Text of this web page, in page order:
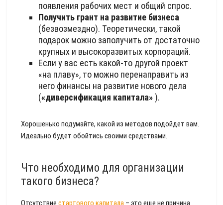
появления рабочих мест и общий спрос.
Получить грант на развитие бизнеса
(безвозмездно). Теоретически, такой
подарок можно заполучить от достаточно
крупных и высокоразвитых корпораций.
Если у вас есть какой-то другой проект
«на плаву», то можно перенаправить из
него финансы на развитие нового дела
(«диверсификация капитала»).
Хорошенько подумайте, какой из методов подойдет вам.
Идеально будет обойтись своими средствами.
Что необходимо для организации
такого бизнеса?
Отсутствие стартового капитала – это еще не причина